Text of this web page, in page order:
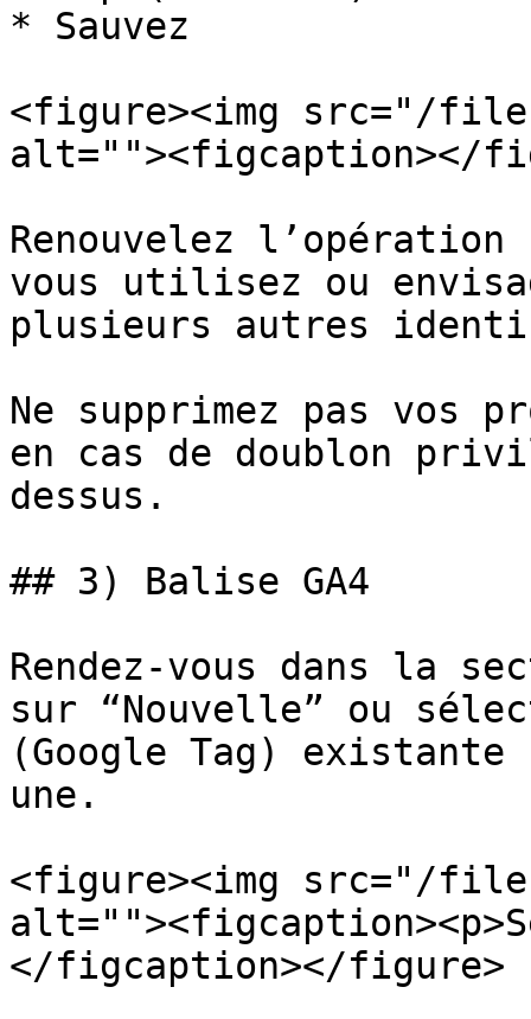
* Sauvez
<figure><img src="/files/
alt=""><figcaption></
Renouvelez
vous utilisez ou
plusieurs autres
Ne supprimez pas vos
en cas de doublon
dessus.
## 3) Balise GA4
Rendez-vous dans la
sur “Nouvelle” ou
(Google Tag)
une.
<figure><img src="/
</figcaption></figure>